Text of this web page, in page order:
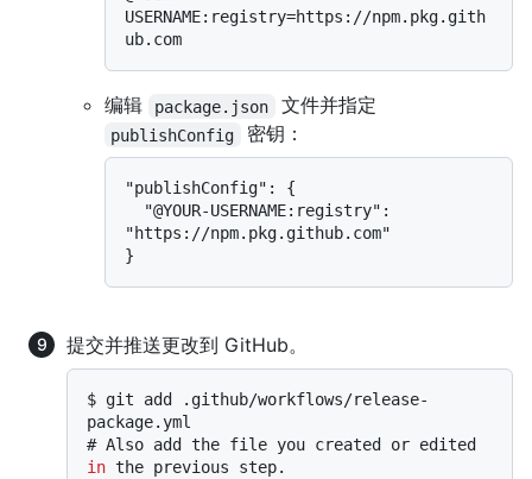
USERNAME:registry=https://npm.pkg.gith
编辑 package.json 文件并指定
publishConfig 密钥：
"publishConfig": {
"https://npm.pkg.github.com"
提交并推送更改到 GitHub。
$ git add .github/workflows/release-
package.yml
#
in the previous step.